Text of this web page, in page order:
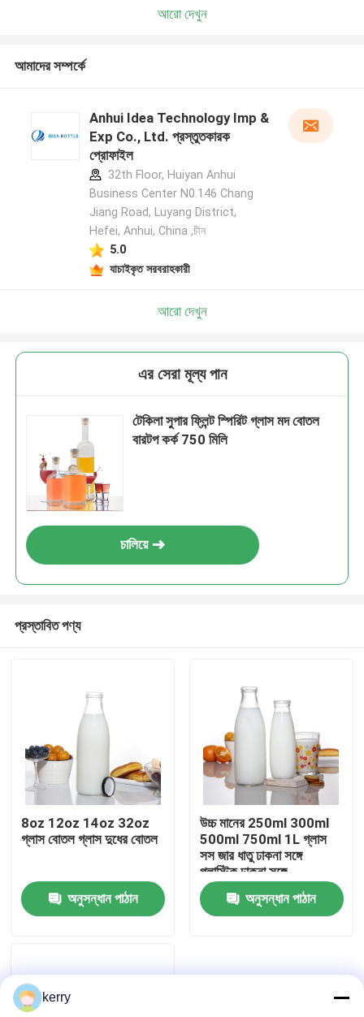
বাড়ি
আমাদের সম্পর্কে
আরো দেখুন
আমাদের সম্পর্কে
Anhui Idea Technology Imp &
Exp Co., Ltd. প্রস্তুতকারক
প্রোফাইল
32th Floor, Huiyan Anhui
Business Center N0.146 Chang
Jiang Road, Luyang District,
Hefei, Anhui, China ,চীন
5.0
যাচাইকৃত সরবরাহকারী
আরো দেখুন
এর সেরা মূল্য পান
টেকিলা সুপার ফ্লিন্ট স্পিরিট গ্লাস মদ বোতল
বারটপ কর্ক 750 মিলি
চালিয়ে
প্রস্তাবিত পণ্য
8oz 12oz 14oz 32oz
গ্লাস বোতল গ্লাস দুধের বোতল
অনুসন্ধান পাঠান
উচ্চ মানের 250ml 300ml
500ml 750ml 1L গ্লাস
সস জার ধাতু ঢাকনা সঙ্গে
প্লাস্টিক ঢাকনা সঙ্গে
অনুসন্ধান পাঠান
kerry